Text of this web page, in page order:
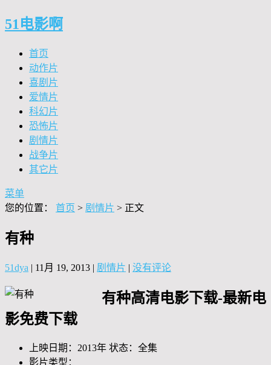
51电影啊
首页
动作片
喜剧片
爱情片
科幻片
恐怖片
剧情片
战争片
其它片
菜单
您的位置： 首页 > 剧情片 > 正文
有种
51dya | 11月 19, 2013 | 剧情片 | 没有评论
有种高清电影下载-最新电
影免费下载
上映日期：2013年 状态：全集
影片类型：